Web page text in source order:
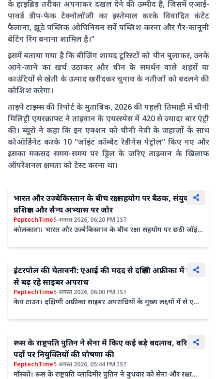
के हाइब्रिड तरीका अपनाकर दखल देने की उम्मीद है, जिसमें एआई-
पावर्ड डीप-फेक टेक्नोलॉजी का इस्तेमाल करके विवादित कंटेंट
फैलाना, झूठे पब्लिक ओपिनियन सर्वे पब्लिश करना और गैर-कानूनी
बेटिंग रिंग बनाना शामिल है।"
इसमें बताया गया है कि बीजिंग शायद टूरिस्टों को चीन बुलाकर, उनके
आने-जाने का खर्च उठाकर और चीन के समर्थन वाले शहरों या
काउंटियों से खेती के उत्पाद खरीदकर चुनाव के नतीजों को बदलने की
कोशिश करेगा।
ताइपे टाइम्स की रिपोर्ट के मुताबिक, 2026 की पहली तिमाही में चीनी
मिलिट्री एयरक्राफ्ट ने ताइवान के एयरस्पेस में 420 से ज्यादा बार एंट्री
की। ब्यूरो ने कहा कि इन एक्शन को चीनी नेवी के जहाजों के साथ
कोऑर्डिनेट करके 10 "जॉइंट कॉम्बैट रेडीनेस पेट्रोल" किए गए और
इसका मकसद समय-समय पर ड्रिल के जरिए ताइवान के खिलाफ
ऑपरेशनल क्षमता को टेस्ट करना था।
भारत और उज्बेकिस्तान के बीच रक्षा सहयोग पर बैठक, संयुक्त
प्रशिक्षण और सैन्य अभ्यास पर जोर
PeptechTime5 अगस्त 2026, 06:20 PM IST
कोलकाता। भारत और उज्बेकिस्तान के बीच रक्षा सहयोग पर छठी जॉइंट
इंटरपोल की चेतावनी: एआई की मदद से दक्षिणी अफ्रीका में तेजी
से बढ़ रहे साइबर अपराध
PeptechTime5 अगस्त 2026, 06:00 PM IST
केप टाउन। दक्षिणी अफ्रीका साइबर अपराधियों के मुख्य लक्ष्यों में से एक
रूस के राष्ट्रपति पुत‍िन ने सेना में क‍िए कई बड़े बदलाव, वरिष्ठ
पदों पर नियुक्तियों की घोषणा की
PeptechTime5 अगस्त 2026, 05:44 PM IST
मॉस्को। रूस के राष्ट्रपति व्लादिमीर पुतिन ने बुधवार को सेना और रक्षा